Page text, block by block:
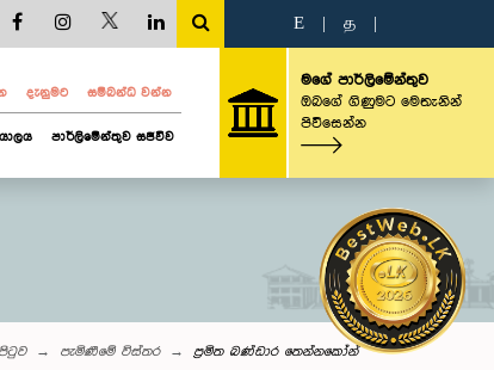
E த
දැනුමට සම්බන්ධ වන්න
පාර්ලිමේන්තුව සජීවීව
මගේ පාර්ලිමේන්තුව
ඔබගේ ගිණුමට මෙතැනින්
පිවිසෙන්න
පැමිණීමේ විස්තර ප්‍රමිත බණ්ඩාර තෙන්නකෝන්